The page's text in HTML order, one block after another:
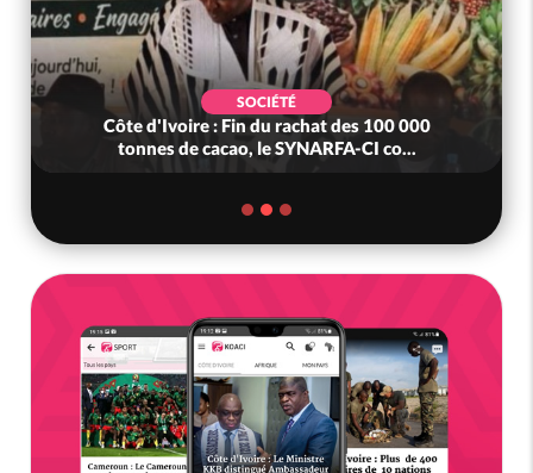
rachat des 100 000
le SYNARFA-CI co...
POLITIQUE
Côte d'Ivoire : 23 milliards
pour le métro